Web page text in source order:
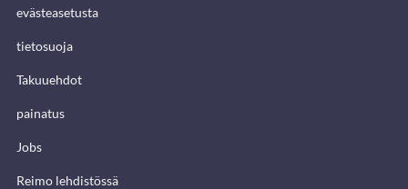
evästeasetusta
tietosuoja
Takuuehdot
painatus
Jobs
Reimo lehdistössä